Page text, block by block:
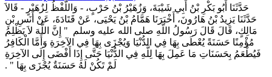
حَدَّثَنَا أَبُو بَكْرِ بْنُ أَبِي شَيْبَةَ، وَزُهَيْرُ بْنُ حَرْبٍ، - وَاللَّفْظُ لِزُهَيْرٍ - قَالاَ
حَدَّثَنَا يَزِيدُ بْنُ هَارُونَ، أَخْبَرَنَا هَمَّامُ بْنُ يَحْيَى، عَنْ قَتَادَةَ، عَنْ أَنَسِ بْنِ
مَالِكٍ، قَالَ قَالَ رَسُولُ اللَّهِ صلى الله عليه وسلم ‏ "‏ إِنَّ اللَّهَ لاَ يَظْلِمُ
مُؤْمِنًا حَسَنَةً يُعْطَى بِهَا فِي الدُّنْيَا وَيُجْزَى بِهَا فِي الآخِرَةِ وَأَمَّا الْكَافِرُ
فَيُطْعَمُ بِحَسَنَاتِ مَا عَمِلَ بِهَا لِلَّهِ فِي الدُّنْيَا حَتَّى إِذَا أَفْضَى إِلَى الآخِرَةِ
لَمْ تَكُنْ لَهُ حَسَنَةٌ يُجْزَى بِهَا ‏"‏ ‏.‏